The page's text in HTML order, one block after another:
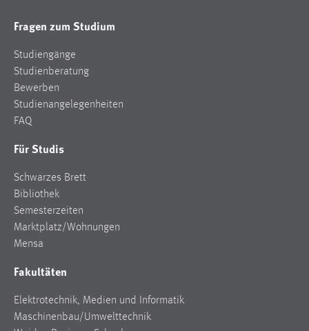
Fragen zum Studium
Studiengänge
Studienberatung
Bewerben
Studienangelegenheiten
FAQ
Für Studis
Schwarzes Brett
Bibliothek
Semesterzeiten
Marktplatz/Wohnungen
Mensa
Fakultäten
Elektrotechnik, Medien und Informatik
Maschinenbau/Umwelttechnik